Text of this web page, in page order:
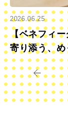
2026.06.25
【ベネフィ
寄り添う、
きに